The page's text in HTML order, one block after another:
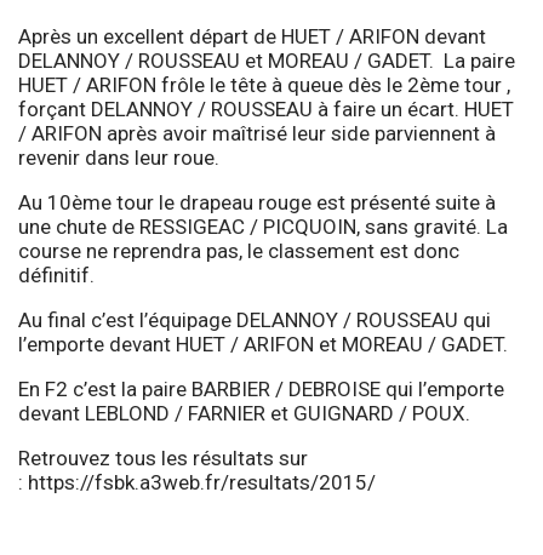
Après un excellent départ de HUET / ARIFON devant
DELANNOY / ROUSSEAU et MOREAU / GADET. La paire
HUET / ARIFON frôle le tête à queue dès le 2ème tour ,
forçant DELANNOY / ROUSSEAU à faire un écart. HUET
/ ARIFON après avoir maîtrisé leur side parviennent à
revenir dans leur roue.
Au 10ème tour le drapeau rouge est présenté suite à
une chute de RESSIGEAC / PICQUOIN, sans gravité. La
course ne reprendra pas, le classement est donc
définitif.
Au final c’est l’équipage DELANNOY / ROUSSEAU qui
l’emporte devant HUET / ARIFON et MOREAU / GADET.
En F2 c’est la paire BARBIER / DEBROISE qui l’emporte
devant LEBLOND / FARNIER et GUIGNARD / POUX.
Retrouvez tous les résultats sur
: https://fsbk.a3web.fr/resultats/2015/